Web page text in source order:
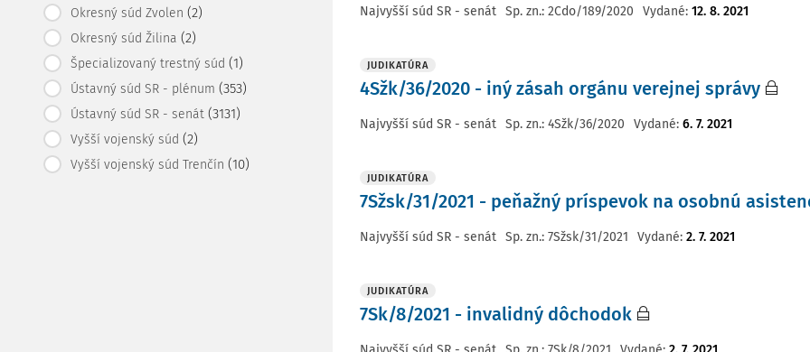
Okresný súd Zvolen (2)
Okresný súd Žilina (2)
Špecializovaný trestný súd (1)
Ústavný súd SR - plénum (353)
Ústavný súd SR - senát (3131)
Vyšší vojenský súd (2)
Vyšší vojenský súd Trenčín (10)
Najvyšší súd SR - senát Sp. zn.: 2Cdo/189/2020 Vydané: 12. 8. 2021
JUDIKATÚRA
4Sžk/36/2020 - iný zásah orgánu verejnej správy
Najvyšší súd SR - senát Sp. zn.: 4Sžk/36/2020 Vydané: 6. 7. 2021
JUDIKATÚRA
7Sžsk/31/2021 - peňažný príspevok na osobnú
Najvyšší súd SR - senát Sp. zn.: 7Sžsk/31/2021 Vydané: 2. 7. 2021
JUDIKATÚRA
7Sk/8/2021 - invalidný dôchodok